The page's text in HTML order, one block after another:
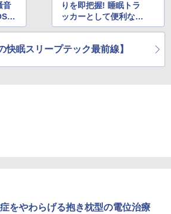
音
りを即把握! 睡眠トラ
ッカーとして便利な活
動量計「HUAWEI Ban
快眠スリープテック最前線】
をやわらげる抱き枕型の電位治療